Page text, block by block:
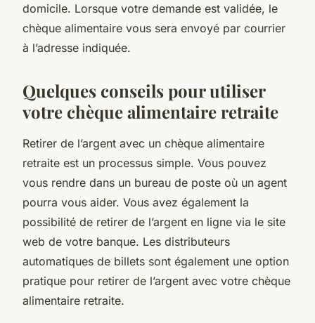
domicile. Lorsque votre demande est validée, le
chèque alimentaire vous sera envoyé par courrier
à l’adresse indiquée.
Quelques conseils pour utiliser
votre chèque alimentaire retraite
Retirer de l’argent avec un chèque alimentaire
retraite est un processus simple. Vous pouvez
vous rendre dans un bureau de poste où un agent
pourra vous aider. Vous avez également la
possibilité de retirer de l’argent en ligne via le site
web de votre banque. Les distributeurs
automatiques de billets sont également une option
pratique pour retirer de l’argent avec votre chèque
alimentaire retraite.